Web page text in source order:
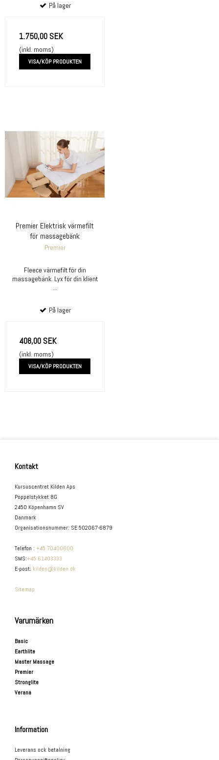
På lager
1.750,00 SEK
(inkl. moms)
VISA/KÖP PRODUKTEN
Premier Elektrisk värmefilt
för massagebänk
Premier
Fleece värmefilt för din
massagebänk. Lyx för din klient
...
På lager
408,00 SEK
(inkl. moms)
VISA/KÖP PRODUKTEN
Kontakt
Kursuscentret Kilden Aps
Poppelstykket 8G
2450 Köpenhamn SV
Danmark
Organisationsnummer: SE 502067-6879
Telefon : +45 70400600
SMS:+45 61403333
E-post: kilden@kilden.dk
Sitemap
Varumärken
Basic
Earthlite
Master Massage
Premier
Stronglite
Verana
Information
Leverans ock betalning